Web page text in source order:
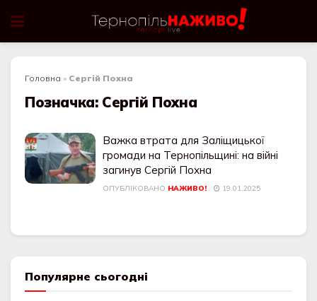
Головна » Сергій Похна
Позначка: Сергій Похна
Важка втрата для Заліщицької
громади на Тернопільщині: на війні
загинув Сергій Похна
ОПУБЛІКОВАНО НАЖИВО! 19.01.2025
Популярне сьогодні